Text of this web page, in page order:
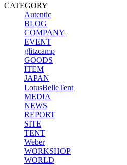
CATEGORY
Autentic
BLOG
COMPANY
EVENT
glitzcamp
GOODS
ITEM
JAPAN
LotusBelleTent
MEDIA
NEWS
REPORT
SITE
TENT
Weber
WORKSHOP
WORLD